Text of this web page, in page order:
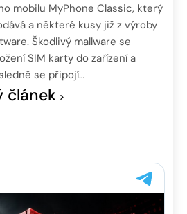
mobilu MyPhone Classic, který
a některé kusy již z výroby
Škodlivý mallware se
SIM karty do zařízení a
se připojí…
článek